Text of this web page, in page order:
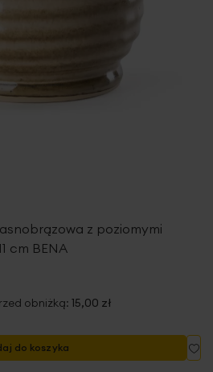
z poziomymi
cm BENA
obniżką: 15,00 zł
do koszyka